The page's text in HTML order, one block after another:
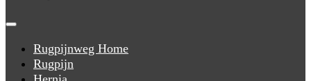
Rugpijnweg Home
Rugpijn